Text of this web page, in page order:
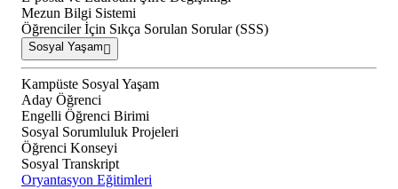
Mezun Bilgi Sistemi
Öğrenciler İçin Sıkça Sorulan Sorular (SSS)
Sosyal Yaşam
Kampüste Sosyal Yaşam
Aday Öğrenci
Engelli Öğrenci Birimi
Sosyal Sorumluluk Projeleri
Öğrenci Konseyi
Sosyal Transkript
Oryantasyon Eğitimleri